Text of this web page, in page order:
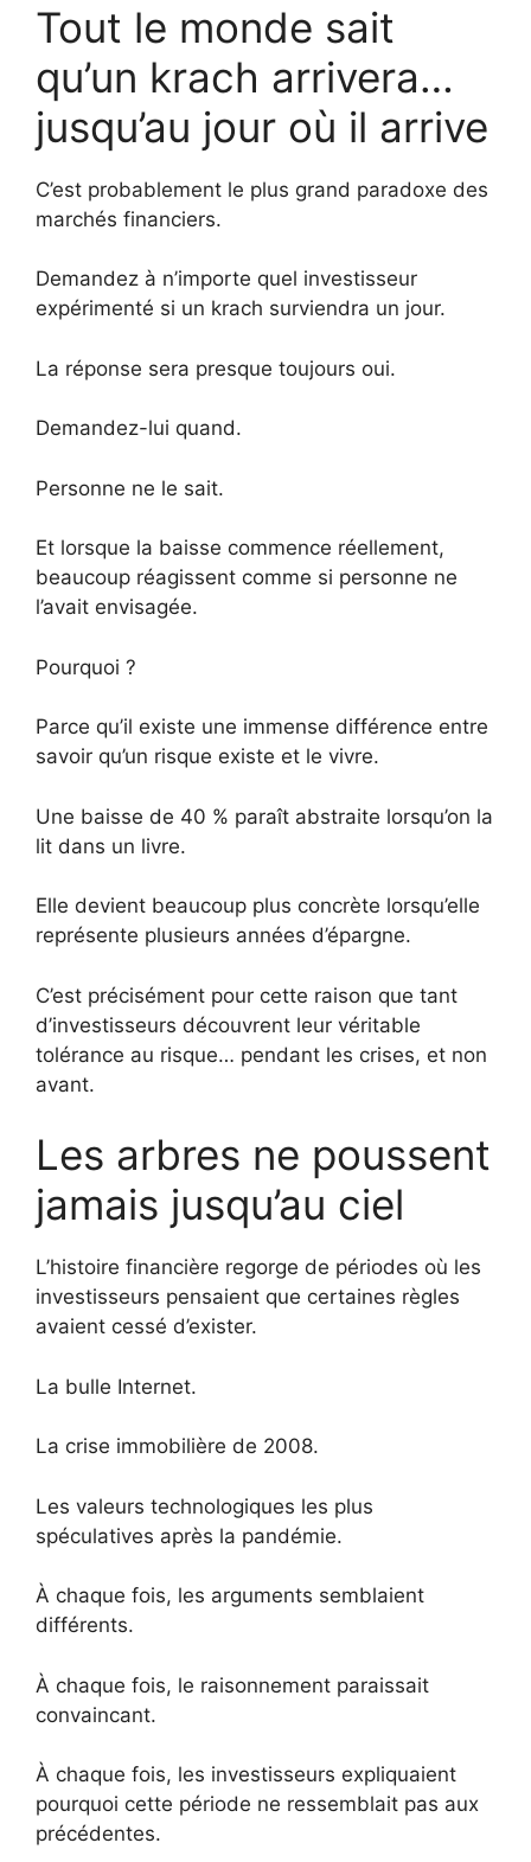
Tout le monde sait
qu’un krach arrivera…
jusqu’au jour où il arrive
C’est probablement le plus grand paradoxe des
marchés financiers.
Demandez à n’importe quel investisseur
expérimenté si un krach surviendra un jour.
La réponse sera presque toujours oui.
Demandez-lui quand.
Personne ne le sait.
Et lorsque la baisse commence réellement,
beaucoup réagissent comme si personne ne
l’avait envisagée.
Pourquoi ?
Parce qu’il existe une immense différence entre
savoir qu’un risque existe et le vivre.
Une baisse de 40 % paraît abstraite lorsqu’on la
lit dans un livre.
Elle devient beaucoup plus concrète lorsqu’elle
représente plusieurs années d’épargne.
C’est précisément pour cette raison que tant
d’investisseurs découvrent leur véritable
tolérance au risque… pendant les crises, et non
avant.
Les arbres ne poussent
jamais jusqu’au ciel
L’histoire financière regorge de périodes où les
investisseurs pensaient que certaines règles
avaient cessé d’exister.
La bulle Internet.
La crise immobilière de 2008.
Les valeurs technologiques les plus
spéculatives après la pandémie.
À chaque fois, les arguments semblaient
différents.
À chaque fois, le raisonnement paraissait
convaincant.
À chaque fois, les investisseurs expliquaient
pourquoi cette période ne ressemblait pas aux
précédentes.